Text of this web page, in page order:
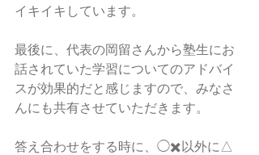
イキイキしています。
最後に、代表の岡留さんから塾生にお
話されていた学習についてのアドバイ
スが効果的だと感じますので、みなさ
んにも共有させていただきます。
答え合わせをする時に、◯✖️以外に△